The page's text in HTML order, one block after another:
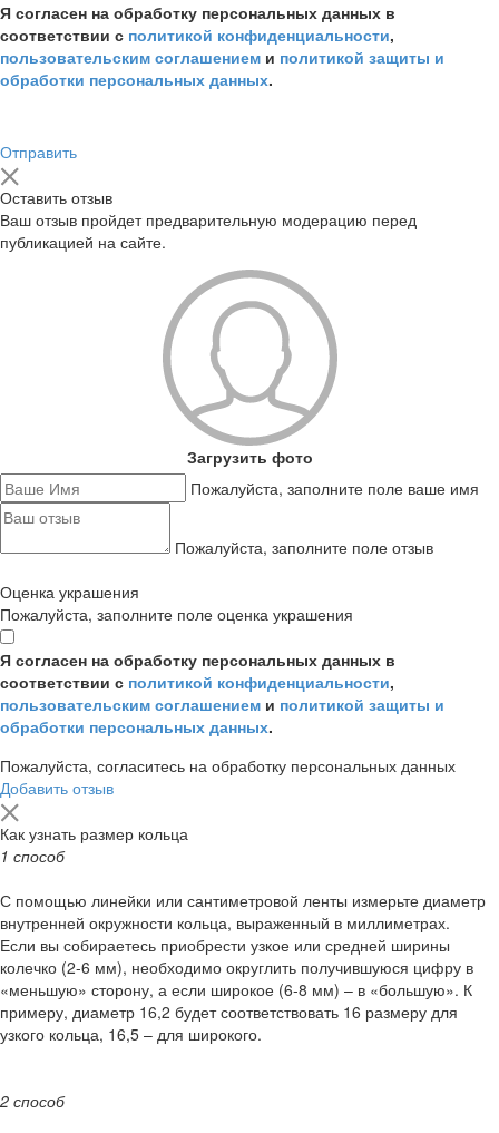
Я согласен на обработку персональных данных в
соответствии с политикой конфиденциальности,
пользовательским соглашением и политикой защиты и
обработки персональных данных.
Отправить
Оставить отзыв
Ваш отзыв пройдет предварительную модерацию перед
публикацией на сайте.
Загрузить фото
Пожалуйста, заполните поле ваше имя
Пожалуйста, заполните поле отзыв
Оценка украшения
Пожалуйста, заполните поле оценка украшения
Я согласен на обработку персональных данных в
соответствии с политикой конфиденциальности,
пользовательским соглашением и политикой защиты и
обработки персональных данных.
Пожалуйста, согласитесь на обработку персональных данных
Добавить отзыв
Как узнать размер кольца
1 способ
С помощью линейки или сантиметровой ленты измерьте диаметр
внутренней окружности кольца, выраженный в миллиметрах.
Если вы собираетесь приобрести узкое или средней ширины
колечко (2-6 мм), необходимо округлить получившуюся цифру в
«меньшую» сторону, а если широкое (6-8 мм) – в «большую». К
примеру, диаметр 16,2 будет соответствовать 16 размеру для
узкого кольца, 16,5 – для широкого.
2 способ